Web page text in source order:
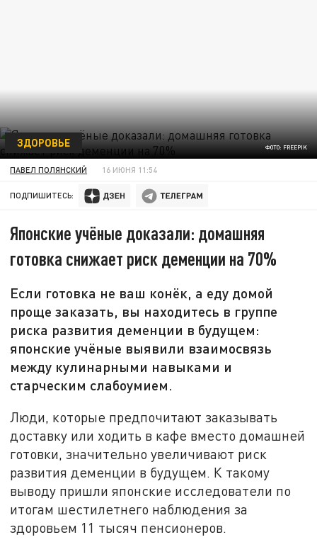
ФОТО: FREEPIK
ЗДОРОВЬЕ
ПАВЕЛ ПОЛЯНСКИЙ 16 ИЮНЯ 11:54
ПОДПИШИТЕСЬ:
Японские учёные доказали: домашняя
готовка снижает риск деменции на 70%
Если готовка не ваш конёк, а еду домой
проще заказать, вы находитесь в группе
риска развития деменции в будущем:
японские учёные выявили взаимосвязь
между кулинарными навыками и
старческим слабоумием.
Люди, которые предпочитают заказывать
доставку или ходить в кафе вместо домашней
готовки, значительно увеличивают риск
развития деменции в будущем. К такому
выводу пришли японские исследователи по
итогам шестилетнего наблюдения за
здоровьем 11 тысяч пенсионеров.